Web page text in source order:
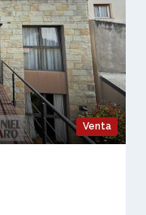
Venta